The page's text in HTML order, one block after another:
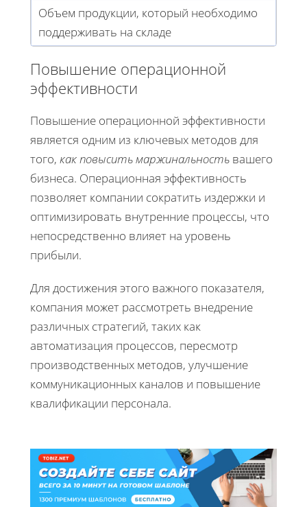
Объем продукции, который необходимо
поддерживать на складе
Повышение операционной
эффективности
Повышение операционной эффективности
является одним из ключевых методов для
того, как повысить маржинальность вашего
бизнеса. Операционная эффективность
позволяет компании сократить издержки и
оптимизировать внутренние процессы, что
непосредственно влияет на уровень
прибыли.
Для достижения этого важного показателя,
компания может рассмотреть внедрение
различных стратегий, таких как
автоматизация процессов, пересмотр
производственных методов, улучшение
коммуникационных каналов и повышение
квалификации персонала.